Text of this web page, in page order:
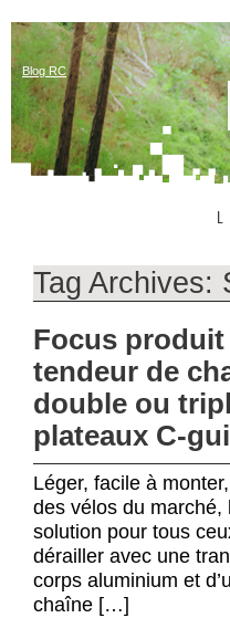
Blog RC
Tag Archives:
Focus produit
tendeur de
double ou
plateaux C-
Léger, facile à
des vélos du marché,
solution pour tous
dérailler avec une
corps aluminium et
chaîne […]